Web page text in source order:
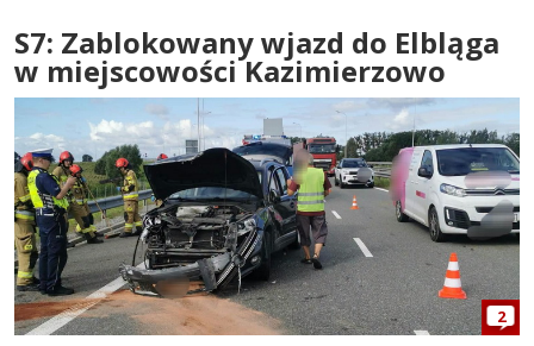
S7: Zablokowany wjazd do Elbląga
w miejscowości Kazimierzowo
2